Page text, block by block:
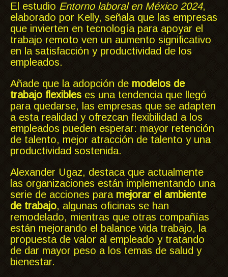
El estudio Entorno laboral en México 2024,
elaborado por Kelly, señala que las empresas
que invierten en tecnología para apoyar el
trabajo remoto ven un aumento significativo
en la satisfacción y productividad de los
empleados.
Añade que la adopción de modelos de
trabajo flexibles es una tendencia que llegó
para quedarse, las empresas que se adapten
a esta realidad y ofrezcan flexibilidad a los
empleados pueden esperar: mayor retención
de talento, mejor atracción de talento y una
productividad sostenida.
Alexander Ugaz, destaca que actualmente
las organizaciones están implementando una
serie de acciones para mejorar el ambiente
de trabajo, algunas oficinas se han
remodelado, mientras que otras compañías
están mejorando el balance vida trabajo, la
propuesta de valor al empleado y tratando
de dar mayor peso a los temas de salud y
bienestar.